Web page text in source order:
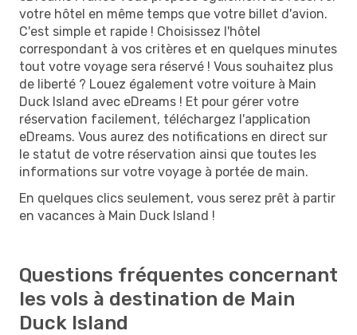
votre hôtel en même temps que votre billet d'avion.
C'est simple et rapide ! Choisissez l'hôtel
correspondant à vos critères et en quelques minutes
tout votre voyage sera réservé ! Vous souhaitez plus
de liberté ? Louez également votre voiture à Main
Duck Island avec eDreams ! Et pour gérer votre
réservation facilement, téléchargez l'application
eDreams. Vous aurez des notifications en direct sur
le statut de votre réservation ainsi que toutes les
informations sur votre voyage à portée de main.
En quelques clics seulement, vous serez prêt à partir
en vacances à Main Duck Island !
Questions fréquentes concernant
les vols à destination de Main
Duck Island